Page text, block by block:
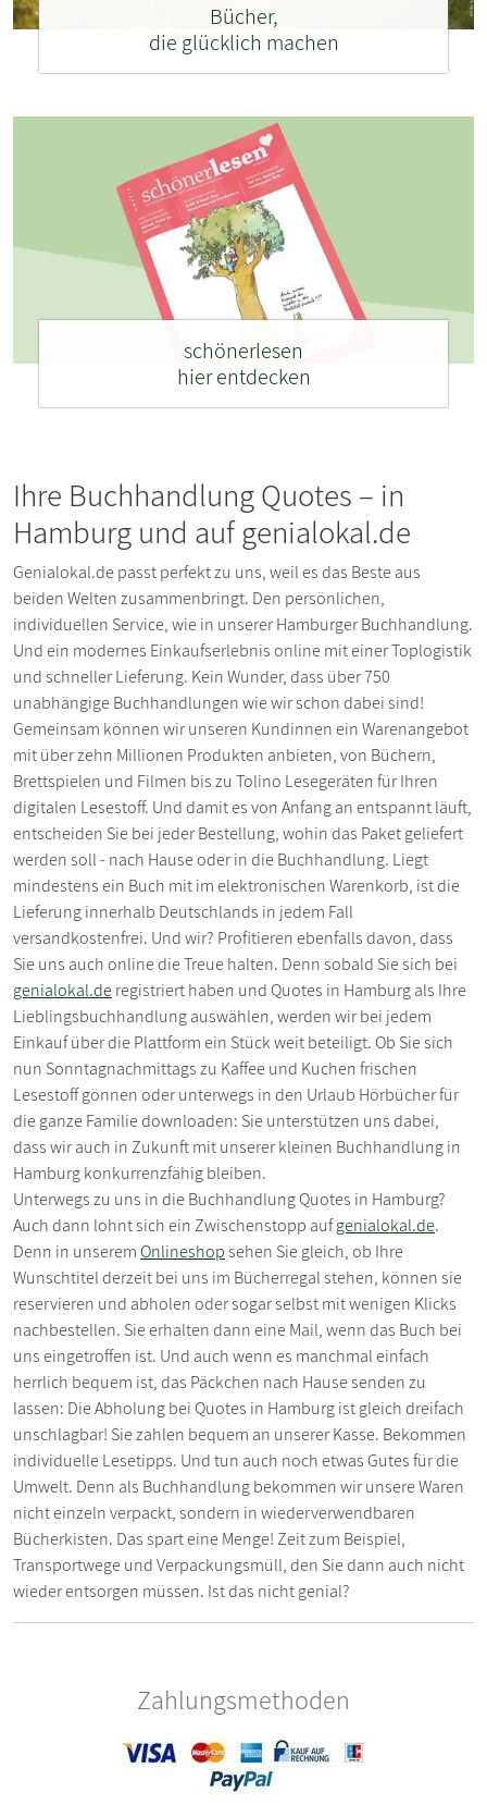
Bücher,
die glücklich machen
schönerlesen
hier entdecken
Ihre Buchhandlung Quotes – in
Hamburg und auf genialokal.de
Genialokal.de passt perfekt zu uns, weil es das Beste aus
beiden Welten zusammenbringt. Den persönlichen,
individuellen Service, wie in unserer Hamburger Buchhandlung.
Und ein modernes Einkaufserlebnis online mit einer Toplogistik
und schneller Lieferung. Kein Wunder, dass über 750
unabhängige Buchhandlungen wie wir schon dabei sind!
Gemeinsam können wir unseren Kundinnen ein Warenangebot
mit über zehn Millionen Produkten anbieten, von Büchern,
Brettspielen und Filmen bis zu Tolino Lesegeräten für Ihren
digitalen Lesestoff. Und damit es von Anfang an entspannt läuft,
entscheiden Sie bei jeder Bestellung, wohin das Paket geliefert
werden soll - nach Hause oder in die Buchhandlung. Liegt
mindestens ein Buch mit im elektronischen Warenkorb, ist die
Lieferung innerhalb Deutschlands in jedem Fall
versandkostenfrei. Und wir? Profitieren ebenfalls davon, dass
Sie uns auch online die Treue halten. Denn sobald Sie sich bei
genialokal.deregistriert haben und Quotes in Hamburg als Ihre
Lieblingsbuchhandlung auswählen, werden wir bei jedem
Einkauf über die Plattform ein Stück weit beteiligt. Ob Sie sich
nun Sonntagnachmittags zu Kaffee und Kuchen frischen
Lesestoff gönnen oder unterwegs in den Urlaub Hörbücher für
die ganze Familie downloaden: Sie unterstützen uns dabei,
dass wir auch in Zukunft mit unserer kleinen Buchhandlung in
Hamburg konkurrenzfähig bleiben.
Unterwegs zu uns in die Buchhandlung Quotes in Hamburg?
Auch dann lohnt sich ein Zwischenstopp aufgenialokal.de.
Denn in unseremOnlineshopsehen Sie gleich, ob Ihre
Wunschtitel derzeit bei uns im Bücherregal stehen, können sie
reservieren und abholen oder sogar selbst mit wenigen Klicks
nachbestellen. Sie erhalten dann eine Mail, wenn das Buch bei
uns eingetroffen ist. Und auch wenn es manchmal einfach
herrlich bequem ist, das Päckchen nach Hause senden zu
lassen: Die Abholung bei Quotes in Hamburg ist gleich dreifach
unschlagbar! Sie zahlen bequem an unserer Kasse. Bekommen
individuelle Lesetipps. Und tun auch noch etwas Gutes für die
Umwelt. Denn als Buchhandlung bekommen wir unsere Waren
nicht einzeln verpackt, sondern in wiederverwendbaren
Bücherkisten. Das spart eine Menge! Zeit zum Beispiel,
Transportwege und Verpackungsmüll, den Sie dann auch nicht
wieder entsorgen müssen. Ist das nicht genial?
Zahlungsmethoden